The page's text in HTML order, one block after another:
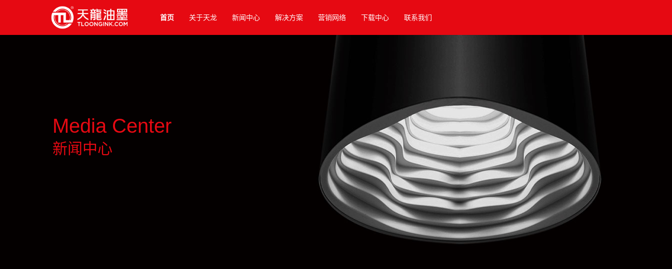
首页 关于天龙 新闻中心 解决方案 营销网络 下载中心 联系我们
Media Center
新闻中心